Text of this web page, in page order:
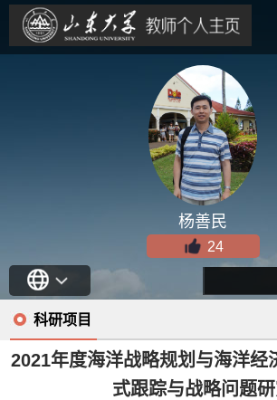
杨善民
24
科研项目
2021年度海洋战略规划与海洋
式跟踪与战略问题